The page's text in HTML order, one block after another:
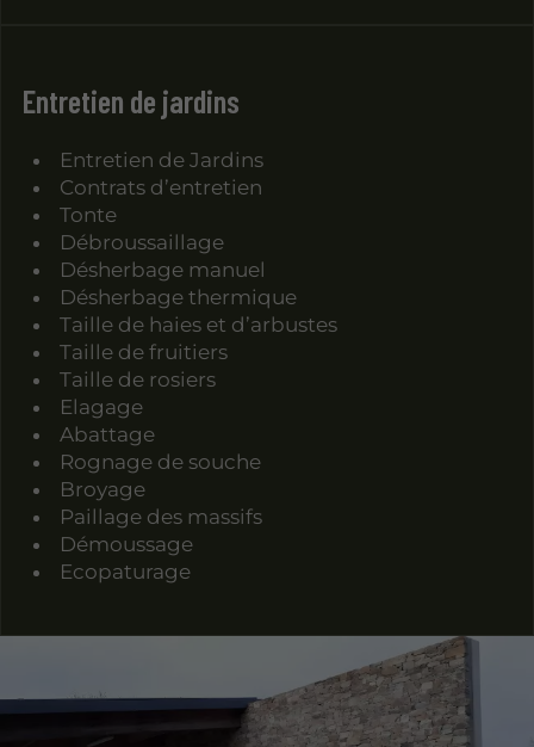
Entretien de jardins
Entretien de Jardins
Contrats d’entretien
Tonte
Débroussaillage
Désherbage manuel
Désherbage thermique
Taille de haies et d’arbustes
Taille de fruitiers
Taille de rosiers
Elagage
Abattage
Rognage de souche
Broyage
Paillage des massifs
Démoussage
Ecopaturage